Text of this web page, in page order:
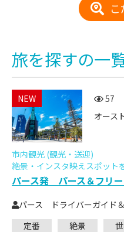
旅を探すの一
NEW
57
オース
市内観光 (観光・送迎)
絶景・インスタ映えスポット
パース発 パース＆フリ
パース ドライバーガイド
定番
絶景